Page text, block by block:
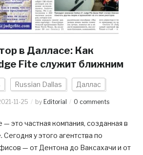
в Далласе: Как
Fite служит ближним
Russian Dallas Даллас
11-25 by Editorial 0 comments
— это частная компания, созданная в
Сегодня у этого агентства по
— от Дентона до Ваксахачи и от